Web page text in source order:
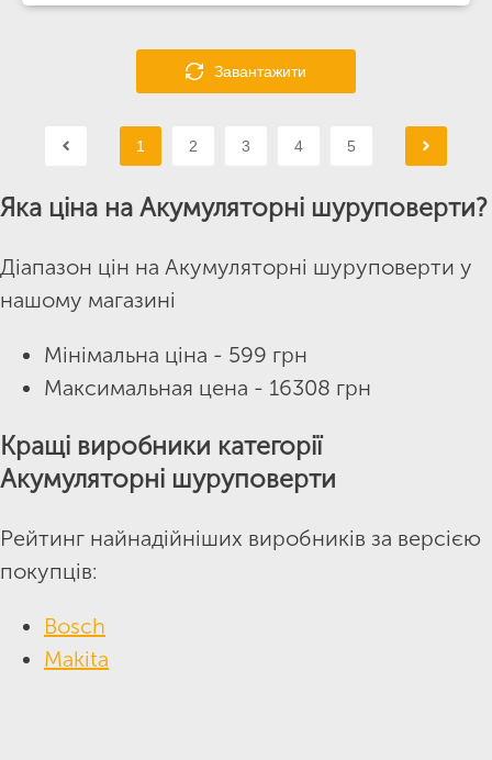
Завантажити
1 2 3 4 5
Яка ціна на Акумуляторні шуруповерти?
Діапазон цін на Акумуляторні шуруповерти у
нашому магазині
Мінімальна ціна - 599 грн
Максимальная цена - 16308 грн
Кращі виробники категорії
Акумуляторні шуруповерти
Рейтинг найнадійніших виробників за версією
покупців:
Bosch
Makita